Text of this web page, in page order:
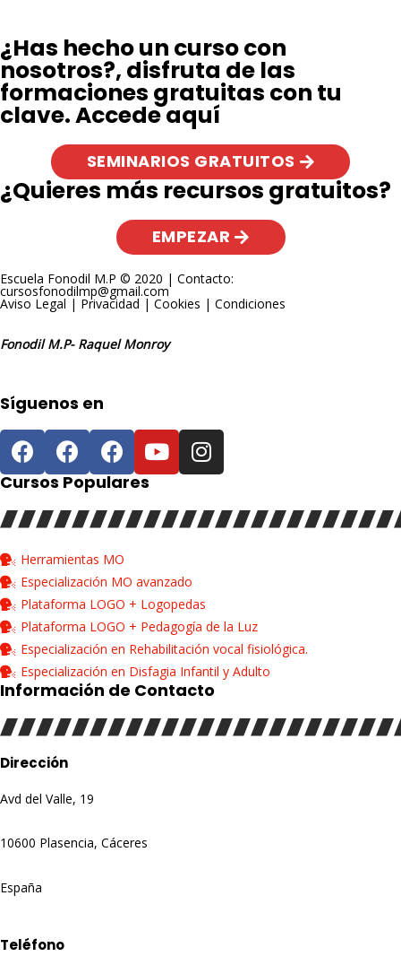
¿Has hecho un curso con
nosotros?, disfruta de las
formaciones gratuitas con tu
clave. Accede aquí
SEMINARIOS GRATUITOS
¿Quieres más recursos gratuitos?
EMPEZAR
Escuela Fonodil M.P © 2020 | Contacto:
cursosfonodilmp@gmail.com
Aviso Legal | Privacidad | Cookies | Condiciones
Fonodil M.P- Raquel Monroy
Síguenos en
Cursos Populares
Herramientas MO
Especialización MO avanzado
Plataforma LOGO + Logopedas
Plataforma LOGO + Pedagogía de la Luz
Especialización en Rehabilitación vocal fisiológica.
Especialización en Disfagia Infantil y Adulto
Información de Contacto
Dirección
Avd del Valle, 19
10600 Plasencia, Cáceres
España
Teléfono